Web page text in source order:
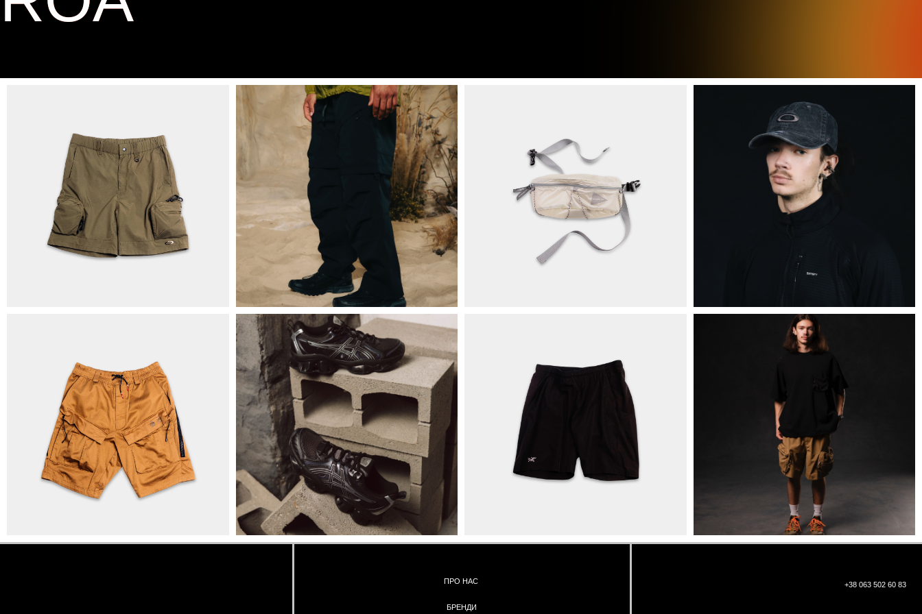
ПРО НАС
БРЕНДИ
КОНТАКТИ
ОБМІН ТА
ПОВЕРНЕННЯ
ОПЛАТА ТА ДОСТАВКА
ПОЛІТИКА КОНФІДЕНЦІЙНОСТІ
+38 063 502 60 83
КИЇВ, ВАЛЕРІЯ ЛОБАНОВСЬКОГО
9/1
ORDER@DISTANCE.COM.UA
TELEGRAM:
@DISTANCE_UA